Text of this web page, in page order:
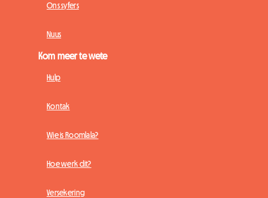
Ons syfers
Nuus
Kom meer te wete
Hulp
Kontak
Wie is Roomlala?
Hoe werk dit?
Versekering